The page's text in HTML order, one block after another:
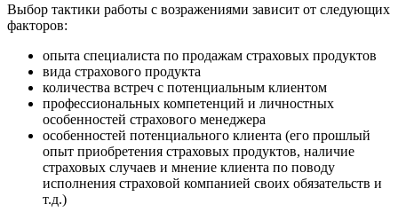
Выбор тактики работы с возражениями зависит от следующих
факторов:
опыта специалиста по продажам страховых продуктов
вида страхового продукта
количества встреч с потенциальным клиентом
профессиональных компетенций и личностных
особенностей страхового менеджера
особенностей потенциального клиента (его прошлый
опыт приобретения страховых продуктов, наличие
страховых случаев и мнение клиента по поводу
исполнения страховой компанией своих обязательств и
т.д.)